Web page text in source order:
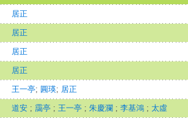
居正
居正
居正
居正
王一亭; 圓瑛; 居正
道安 ; 靄亭 ; 王一亭 ; 朱慶瀾 ; 李基鴻 ; 太虛